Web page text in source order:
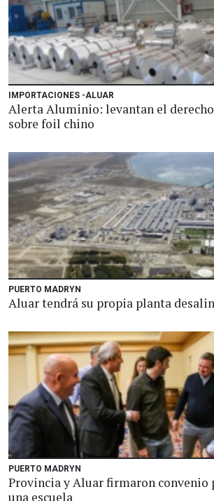
IMPORTACIONES -ALUAR
Alerta Aluminio: levantan el
sobre foil chino
PUERTO MADRYN
Aluar tendrá su propia planta
PUERTO MADRYN
Provincia y Aluar firmaron convenio
una escuela